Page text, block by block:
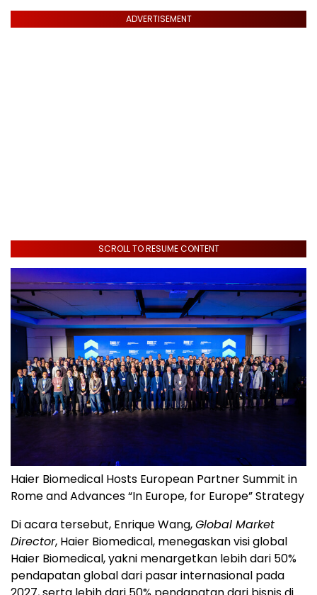
ADVERTISEMENT
SCROLL TO RESUME CONTENT
Haier Biomedical Hosts European Partner Summit in
Rome and Advances “In Europe, for Europe” Strategy
Di acara tersebut, Enrique Wang,Global Market
Director, Haier Biomedical, menegaskan visi global
Haier Biomedical, yakni menargetkan lebih dari 50%
pendapatan global dari pasar internasional pada